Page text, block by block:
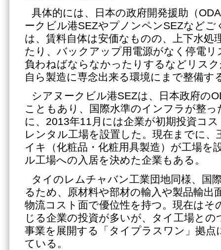
具体的には、日本の政府開発援助（
ークビル港SEZやプノンペンSEZなどご
は、賃料自体は安価なものの、上下水処
たり、バックアップ用電源がなく停電リ
負わねばならなかったりするなどリス
自ら製造に専念出来る環境にまで整備す
シアヌークビル港SEZは、日本政府の
こともあり、国際水準のインフラが整っ
に、2013年11月には企業が初期投資コ
レンタル工場を設置した。現在までに、
イキ（化粧品・化粧用具製造）が工場を
ル工場への入居を決めた企業もある。
タイのレムチャバン工業団地同様、国
るため、原材料や部材の輸入や製品輸出
物流コスト面で優位性を持つ。現在はそ
じる企業の投資が多いが、タイ工場と
事業を展開する「タイプラスワン」拠点
ている。